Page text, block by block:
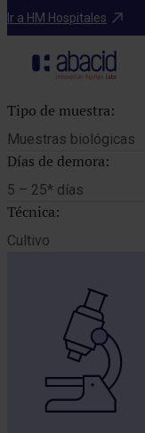
Ir a HM Hospitales
Catálogo de pruebas
Tipo de muestra:
Muestras biológicas
Días de demora:
5 – 25* días
Técnica:
Cultivo